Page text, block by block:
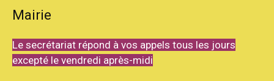
Mairie
Le secrétariat répond à vos appels tous les jours
excepté le vendredi après-midi